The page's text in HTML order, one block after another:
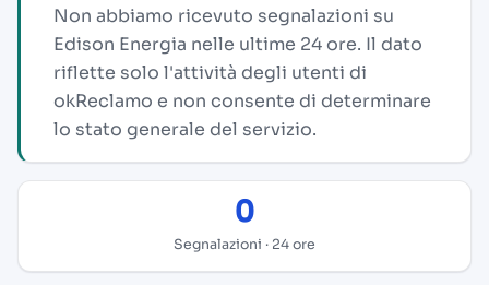
Non abbiamo ricevuto segnalazioni su
Edison Energia nelle ultime 24 ore. Il dato
riflette solo l'attività degli utenti di
okReclamo e non consente di determinare
lo stato generale del servizio.
0
Segnalazioni · 24 ore